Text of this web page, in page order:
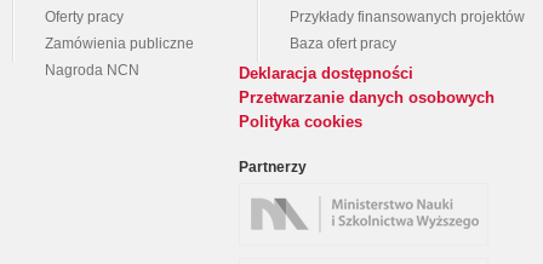
Oferty pracy
Zamówienia publiczne
Nagroda NCN
Przykłady finansowanych projektów
Baza ofert pracy
Deklaracja dostępności
Przetwarzanie danych osobowych
Polityka cookies
Partnerzy